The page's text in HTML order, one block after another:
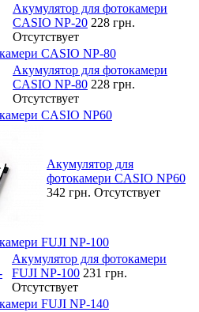
Акумулятор для фотокамери
CASIO NP-20 228 грн.
Отсутствует
CASIO NP-80
Акумулятор для фотокамери
CASIO NP-80 228 грн.
Отсутствует
CASIO NP60
Акумулятор для
фотокамери CASIO NP60
342 грн. Отсутствует
FUJI NP-100
Акумулятор для фотокамери
FUJI NP-100 231 грн.
Отсутствует
FUJI NP-140